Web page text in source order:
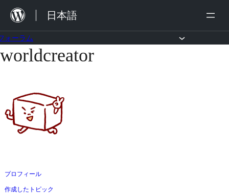
を
ス
日本語
ォーラム
コ
ツ
ッ
プ
worldcreator
プロフィール
作成したトピック